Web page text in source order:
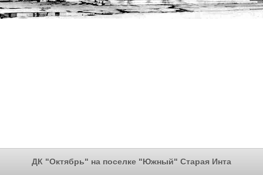
ДК "Октябрь" на поселке "Южный" Старая Инта